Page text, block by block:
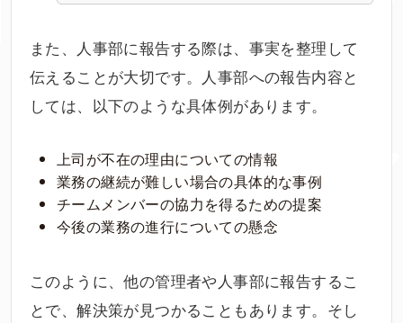
また、人事部に報告する際は、事実を整理して
伝えることが大切です。人事部への報告内容と
しては、以下のような具体例があります。
上司が不在の理由についての情報
業務の継続が難しい場合の具体的な事例
チームメンバーの協力を得るための提案
今後の業務の進行についての懸念
このように、他の管理者や人事部に報告するこ
とで、解決策が見つかることもあります。そし